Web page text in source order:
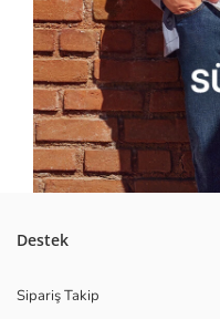
Destek
Sipariş Takip